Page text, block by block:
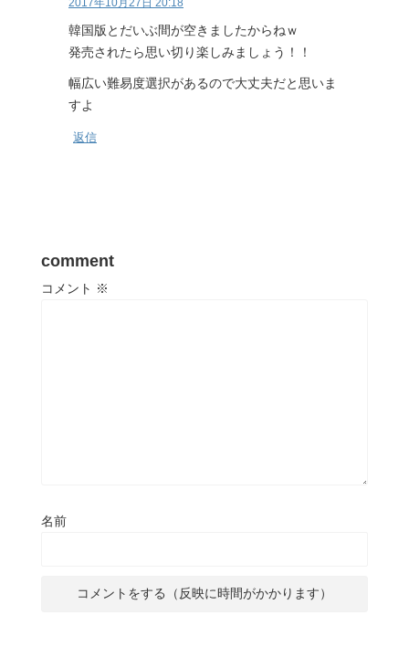
2017年10月27日 20:18
韓国版とだいぶ間が空きましたからねｗ
発売されたら思い切り楽しみましょう！！
幅広い難易度選択があるので大丈夫だと思いま
すよ
返信
comment
コメント ※
名前